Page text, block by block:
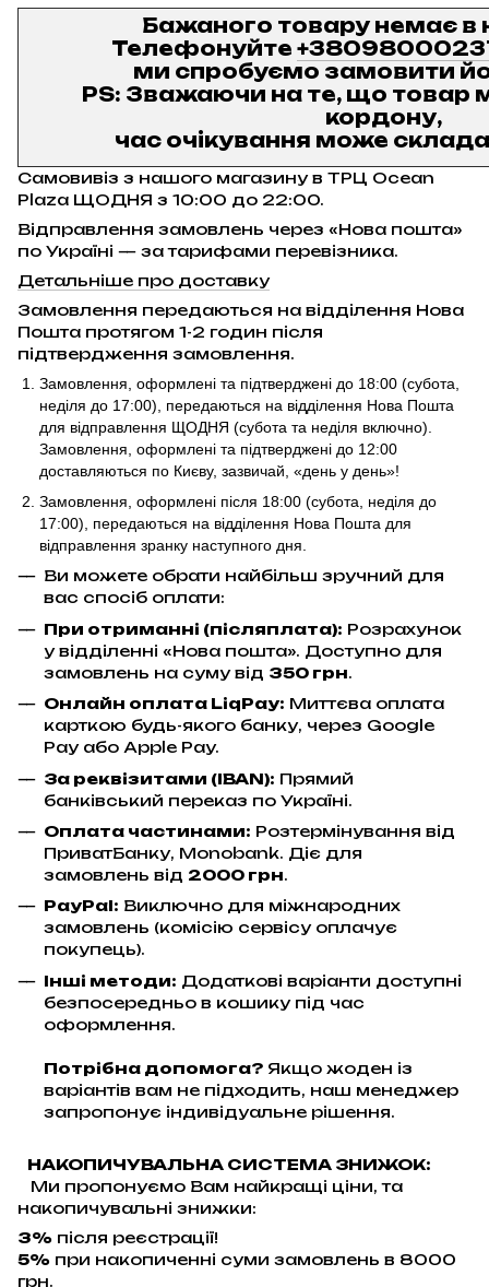
Бажаного товару немає в
Телефонуйте
ми спробуємо замовити
PS: Зважаючи на те, що товар
кордону,
час очікування може
Самовивіз з нашого магазину в ТРЦ Ocean
Plaza ЩОДНЯ з 10:00 до 22:00.
Відправлення замовлень через «Нова пошта»
по Україні — за тарифами перевізника.
Детальніше про доставку
Замовлення передаються на відділення Нова
Пошта протягом 1-2 годин після
підтвердження замовлення.
Замовлення, оформлені та підтверджені до 18:00 (субота,
неділя до 17:00) , передаються на відділення Нова Пошта
для відправлення ЩОДНЯ (субота та неділя включно).
Замовлення, оформлені та підтверджені до 12:00
доставляються по Києву, зазвичай, «день у день»!
Замовлення, оформлені після 18:00 (субота, неділя до
17:00), передаються на відділення Нова Пошта для
відправлення зранку наступного дня.
Ви можете обрати найбільш зручний для
вас спосіб оплати:
При отриманні (післяплата): Розрахунок
у відділенні «Нова пошта». Доступно для
замовлень на суму від 350 грн.
Онлайн оплата LiqPay: Миттєва оплата
карткою будь-якого банку, через Google
Pay або Apple Pay.
За реквізитами (IBAN): Прямий
банківський переказ по Україні.
Оплата частинами: Розтермінування від
ПриватБанку, Monobank. Діє для
замовлень від 2000 грн.
PayPal: Виключно для міжнародних
замовлень (комісію сервісу оплачує
покупець).
Інші методи: Додаткові варіанти доступні
безпосередньо в кошику під час
оформлення.
Потрібна допомога? Якщо жоден із
варіантів вам не підходить, наш менеджер
запропонує індивідуальне рішення.
НАКОПИЧУВАЛЬНА СИСТЕМА ЗНИЖОК:
Ми пропонуємо Вам найкращі ціни, та
накопичувальні знижки:
3% після реєстрації!
5% при накопиченні суми замовлень в 8000
грн.